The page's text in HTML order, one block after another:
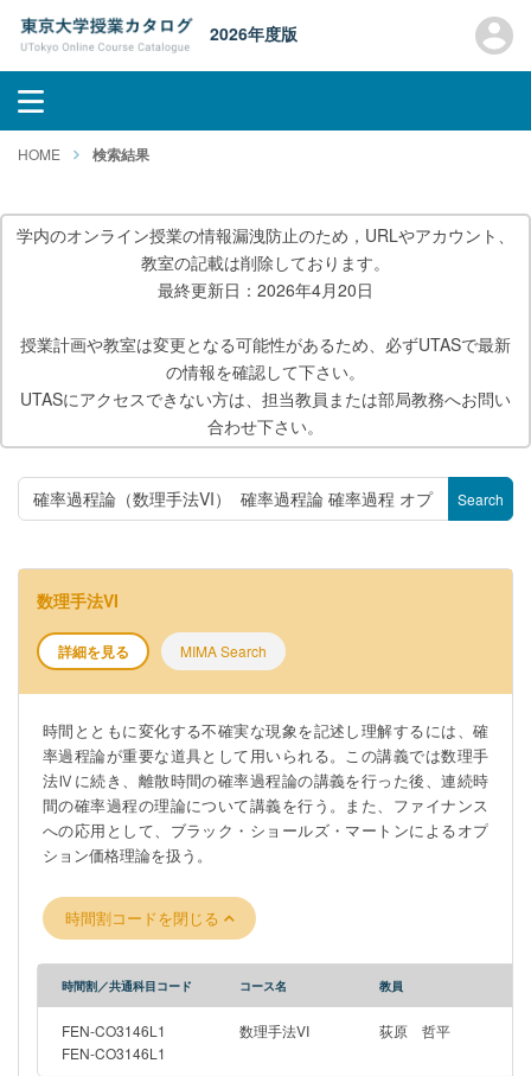
2026年度版
HOME 検索結果
学内のオンライン授業の情報漏洩防止のため，URLやアカウント、
教室の記載は削除しております。
最終更新日：2026年4月20日
授業計画や教室は変更となる可能性があるため、必ずUTASで最新
の情報を確認して下さい。
UTASにアクセスできない方は、担当教員または部局教務へお問い
合わせ下さい。
Search
数理手法VI
詳細を見る MIMA Search
時間とともに変化する不確実な現象を記述し理解するには、確
率過程論が重要な道具として用いられる。この講義では数理手
法Ⅳに続き、離散時間の確率過程論の講義を行った後、連続時
間の確率過程の理論について講義を行う。また、ファイナンス
への応用として、ブラック・ショールズ・マートンによるオプ
ション価格理論を扱う。
時間割コードを閉じる
時間割／共通科目コード コース名 教員
FEN-CO3146L1
FEN-CO3146L1
数理手法VI 荻原 哲平